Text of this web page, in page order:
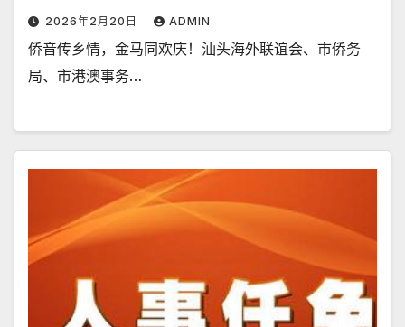
2026年2月20日 ADMIN
侨音传乡情，金马同欢庆！汕头海外联谊会、市侨务
局、市港澳事务…